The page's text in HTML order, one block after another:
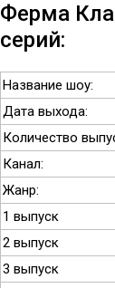
Ферма
серий:
Название шоу:
Дата выхода:
Количество
Канал:
Жанр:
1 выпуск
2 выпуск
3 выпуск